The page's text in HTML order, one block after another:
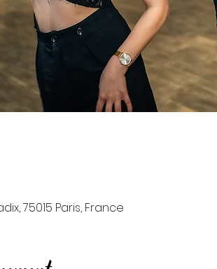
75015 Paris, France